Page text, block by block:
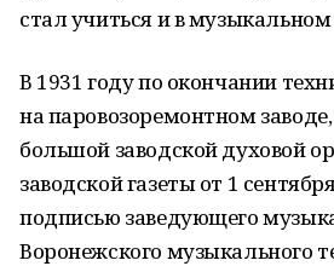
стал учиться и в
В 1931 году по окончании
на паровозоремонтном
большой заводской духовой
заводской газеты от 1
подписью заведующего
Воронежского музыкального